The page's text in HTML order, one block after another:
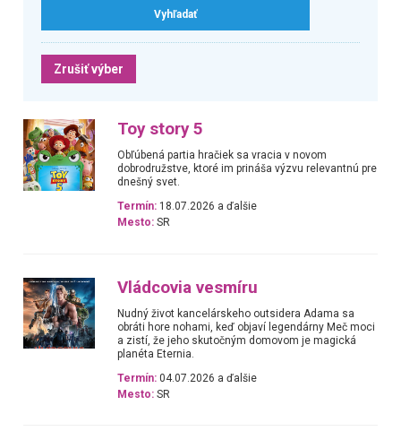
Zrušiť výber
Toy story 5
Obľúbená partia hračiek sa vracia v novom
dobrodružstve, ktoré im prináša výzvu relevantnú pre
dnešný svet.
Termín: 18.07.2026 a ďalšie
Mesto: SR
Vládcovia vesmíru
Nudný život kancelárskeho outsidera Adama sa
obráti hore nohami, keď objaví legendárny Meč moci
a zistí, že jeho skutočným domovom je magická
planéta Eternia.
Termín: 04.07.2026 a ďalšie
Mesto: SR